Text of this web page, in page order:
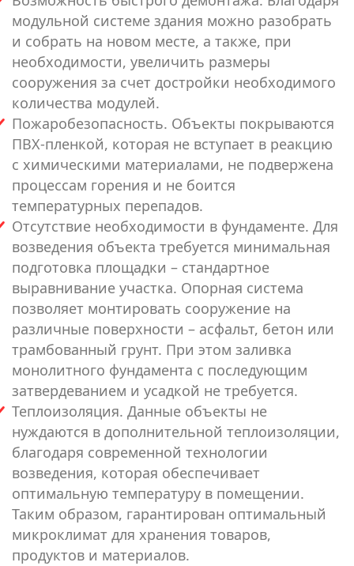
модульной системе здания можно разобрать
и собрать на новом месте, а также, при
необходимости, увеличить размеры
сооружения за счет достройки необходимого
количества модулей.
Пожаробезопасность. Объекты покрываются
ПВХ-пленкой, которая не вступает в реакцию
с химическими материалами, не подвержена
процессам горения и не боится
температурных перепадов.
Отсутствие необходимости в фундаменте. Для
возведения объекта требуется минимальная
подготовка площадки – стандартное
выравнивание участка. Опорная система
позволяет монтировать сооружение на
различные поверхности – асфальт, бетон или
трамбованный грунт. При этом заливка
монолитного фундамента с последующим
затвердеванием и усадкой не требуется.
Теплоизоляция. Данные объекты не
нуждаются в дополнительной теплоизоляции,
благодаря современной технологии
возведения, которая обеспечивает
оптимальную температуру в помещении.
Таким образом, гарантирован оптимальный
микроклимат для хранения товаров,
продуктов и материалов.